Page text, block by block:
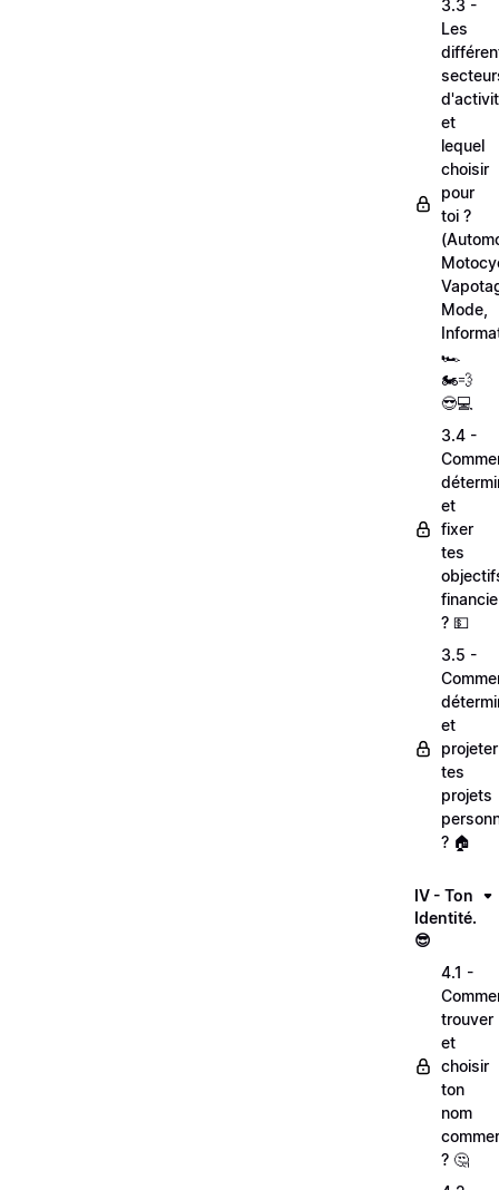
3.3 -
Les
et
lequel
choisir
pour
toi ?
Mode,
🏎
🏍💨
😎💻
3.4 -
et
fixer
tes
? 💵
3.5 -
et
projeter
tes
projets
? 🏠
IV - Ton
Identité.
😎
4.1 -
trouver
et
choisir
ton
nom
? 🤔